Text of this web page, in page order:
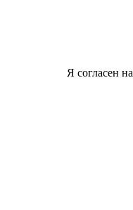
Я согласен на